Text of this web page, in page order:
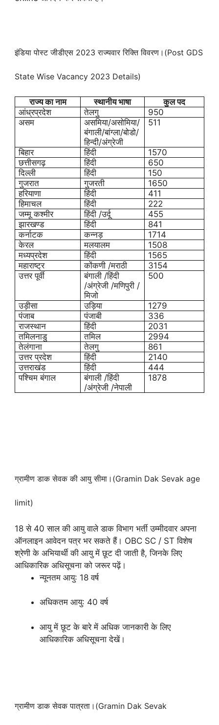
इंडिया पोस्ट जीडीएस 2023 राज्यवार रिक्ति विवरण।(Post GDS
State Wise Vacancy 2023 Details)
राज्य का नाम स्थानीय भाषा
कुल पद
आंध्रप्रदेश
तेलगु
950
असम
असमिया/असोमिया/
बंगाली/बांग्ला/बोडो/
हिन्दी/अंग्रेजी
511
बिहार हिंदी
1570
छत्तीसगढ़
हिंदी
650
दिल्ली
हिंदी
150
गुजरात
गुजरती
1650
हरियाणा
हिंदी
411
हिमाचल
हिंदी
222
जम्मू कश्मीर
हिंदी /उर्दू
455
झारखण्ड
हिंदी
841
कर्नाटक
कन्नड़
1714
केरल
मलयालम
1508
मध्यप्रदेश
हिंदी
1565
महाराष्ट्र
कोंकणी /मराठी
3154
उत्तर पूर्वी
बंगाली /हिंदी
/अंग्रेजी /मणिपुरी /
मिजो
500
उड़ीसा उड़िया
1279
पंजाब
पंजाबी
336
राजस्थान
हिंदी
2031
तमिलनाडु
तमिल
2994
तेलंगाना
तेलगु
861
उत्तर प्रदेश
हिंदी
2140
उत्तराखंड
हिंदी
444
पश्चिम बंगाल
बंगाली /हिंदी
/अंग्रेजी /नेपाली
1878
ग्रामीण डाक सेवक की आयु सीमा।(Gramin Dak Sevak age
limit)
18 से 40 साल की आयु वाले डाक विभाग भर्ती उम्मीदवार अपना
ऑनलाइन आवेदन पत्र भर सकते हैं। OBC SC / ST विशेष
श्रेणी के अभियार्थी की आयु में छूट दी जाती है, जिनके लिए
आधिकारिक अधिसूचना को जरूर पढ़ें।
न्यूनतम आयु: 18 वर्ष
अधिकतम आयु: 40 वर्ष
आयु में छूट के बारे में अधिक जानकारी के लिए
आधिकारिक अधिसूचना देखें।
ग्रामीण डाक सेवक पात्रता।(Gramin Dak Sevak